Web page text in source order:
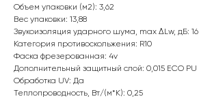
Объем упаковки (м2): 3,62
Вес упаковки: 13,88
Звукоизоляция ударного шума, max ΔLw, дБ: 16
Категория противоскольжения: R10
Фаска фрезерованная: 4v
Дополнительный защитный слой: 0,015 ECO PU
Обработка UV: Да
Теплопроводность, Вт/(м*К): 0,25